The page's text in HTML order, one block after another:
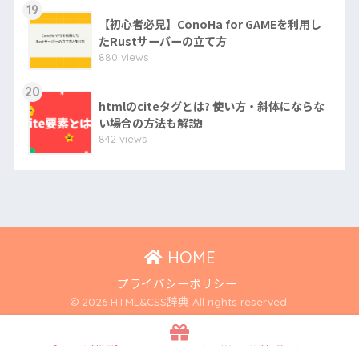
19
【初心者必見】ConoHa for GAMEを利用し
たRustサーバーの立て方
880 views
20
htmlのciteタグとは? 使い方・斜体にならな
い場合の方法も解説!
842 views
HOME
プライバシーポリシー
© 2026 HTML&CSS辞典 All rights reserved.